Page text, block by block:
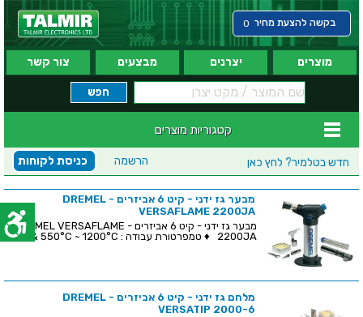
בקשה להצעת מחיר 0
מוצרים יצרנים מבצעים צור קשר
קטגוריות מוצרים
חדש בטלמיר? לחץ כאן כניסת לקוחות הרשמה
מבער גז ידני - קיט 6 אביזרים - DREMEL
VERSAFLAME 2200JA
מבער גז ידני - קיט 6 אביזרים - DREMEL VERSAFLAME
2200JA ♦ טמפרטורת עבודה : 550°C ~ 1200°C &...
מלחם גז ידני - קיט 6 אביזרים - DREMEL
VERSATIP 2000-6